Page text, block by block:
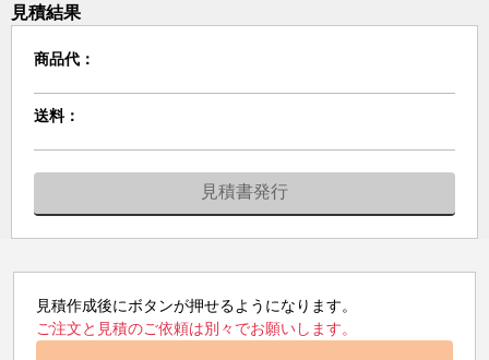
見積結果
商品代：
送料：
見積書発行
見積作成後にボタンが押せるようになります。
ご注文と見積のご依頼は別々でお願いします。